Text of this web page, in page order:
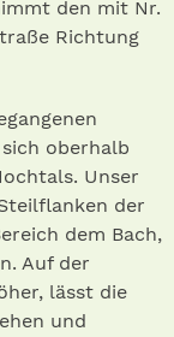
den mit Nr.
Richtung
oberhalb
Unser
der
dem Bach,
Auf der
lässt die
und